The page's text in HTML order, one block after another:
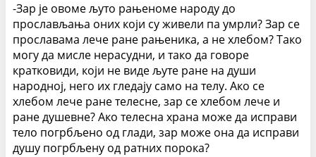
-Зар је овоме љуто рањеноме народу до
прослављања оних који су живели па умрли? Зар се
прославама лече ране рањеника, а не хлебом? Тако
могу да мисле нерасудни, и тако да говоре
кратковиди, који не виде љуте ране на души
народној, него их гледају само на телу. Ако се
хлебом лече ране телесне, зар се хлебом лече и
ране душевне? Ако телесна храна може да исправи
тело погрбљено од глади, зар може она да исправи
душу погрбљену од ратних порока?